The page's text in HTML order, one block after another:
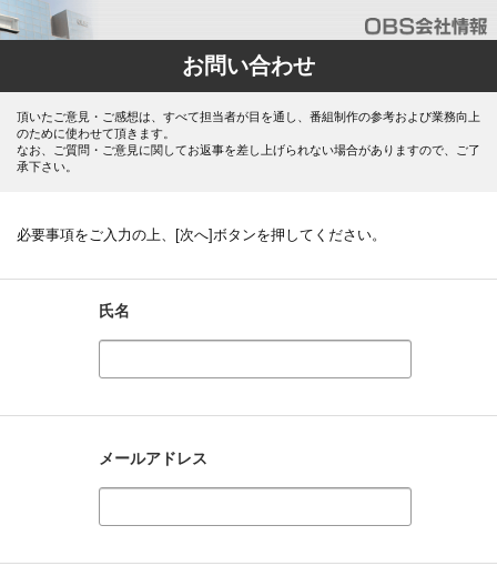
お問い合わせ
頂いたご意見・ご感想は、すべて担当者が目を通し、番組制作の参考および業務向上
のために使わせて頂きます。
なお、ご質問・ご意見に関してお返事を差し上げられない場合がありますので、ご了
承下さい。
必要事項をご入力の上、[次へ]ボタンを押してください。
氏名
メールアドレス